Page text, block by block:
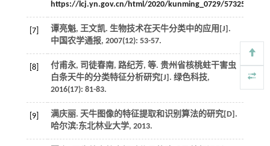
https://lcj.yn.gov.cn/html/2020/kunming_0729/57325.htm
[7]
谭亮魁, 王文凯. 生物技术在天牛分类中的应用[J].
中国农学通报, 2007(12): 53-57.
[8] 付甫永, 司徒春南, 路纪芳, 等. 贵州省核桃蛀干害虫
白条天牛的分类特征分析研究[J]. 绿色科技,
2016(17): 81-83.
[9]
满庆丽. 天牛图像的特征提取和识别算法的研究[D].
哈尔滨:东北林业大学, 2013.